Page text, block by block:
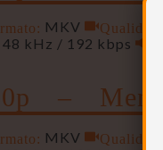
MKV Qualidade:
kHz / 192 kbps
– Menor
MKV Qualidade: